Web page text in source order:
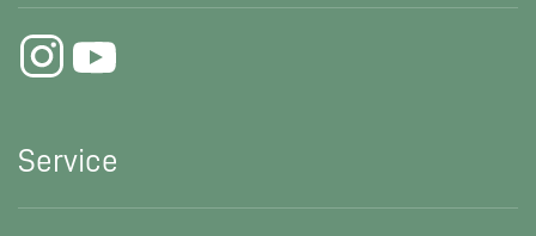
Service